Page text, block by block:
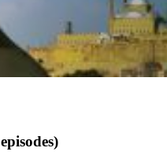
(15 episodes)